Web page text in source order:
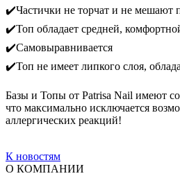
✔️Частички не торчат и не мешают
✔️Топ обладает средней,
✔️Самовыравнивается
✔️Топ не имеет липкого слоя,
Базы и Топы от Patrisa Nail имеют
что максимально исключается
аллергических реакций!
К новостям
О КОМПАНИИ